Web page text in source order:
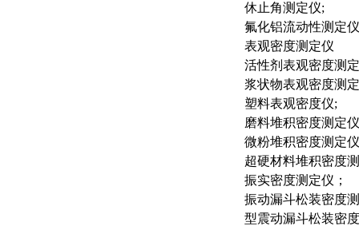
休止角测定仪;
氟化铝流动性测定
表观密度测定仪
活性剂表观密度测
浆状物表观密度测
塑料表观密度仪;
磨料堆积密度测定仪
微粉堆积密度测定仪
超硬材料堆积密度
振实密度测定仪；
振动漏斗松装密度
型震动漏斗松装密